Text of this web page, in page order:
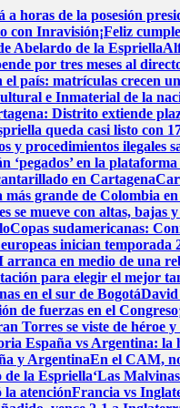
horas de la posesión
con Inravisión¡Feliz
Abelardo de la Espriella
por tres meses al
país: matrículas crecen
e Inmaterial de la
Distrito extiende
queda casi listo con
y procedimientos ilegales
‘pegados’ en la
en Cartagena
más grande de Colombia
se mueve con altas, bajas
Copas sudamericanas:
inician temporada
en medio de una
para elegir el mejor
en el sur de BogotáDavid
de fuerzas en el Congreso
Torres se viste de héroe
España vs Argentina: la
y ArgentinaEn el CAM,
de la Espriella‘Las
la atenciónFrancia vs